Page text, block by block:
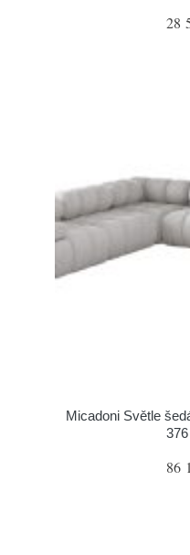
28
Micadoni Světle
86